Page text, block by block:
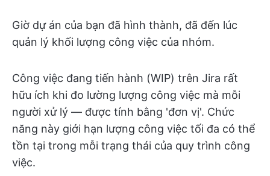
Giờ dự án của bạn đã hình thành, đã đến lúc
quản lý khối lượng công việc của nhóm.
Công việc đang tiến hành (WIP) trên Jira rất
hữu ích khi đo lường lượng công việc mà mỗi
người xử lý — được tính bằng 'đơn vị'. Chức
năng này giới hạn lượng công việc tối đa có thể
tồn tại trong mỗi trạng thái của quy trình công
việc.